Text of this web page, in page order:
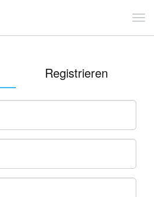
Registrieren